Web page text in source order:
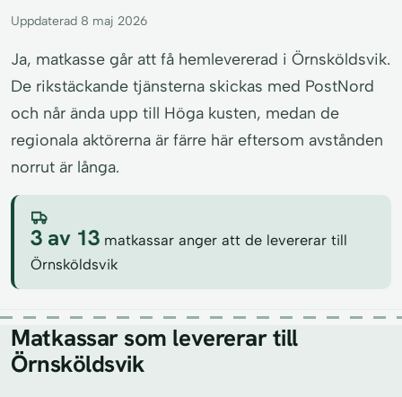
Uppdaterad 8 maj 2026
Ja, matkasse går att få hemlevererad i Örnsköldsvik.
De rikstäckande tjänsterna skickas med PostNord
och når ända upp till Höga kusten, medan de
regionala aktörerna är färre här eftersom avstånden
norrut är långa.
3 av 13 matkassar anger att de levererar till
Örnsköldsvik
Matkassar som levererar till
Örnsköldsvik